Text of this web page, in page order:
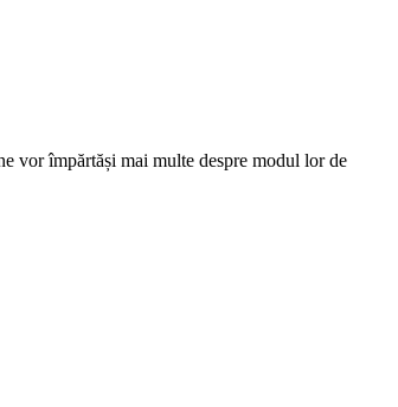
vor împărtăși mai multe despre modul lor de